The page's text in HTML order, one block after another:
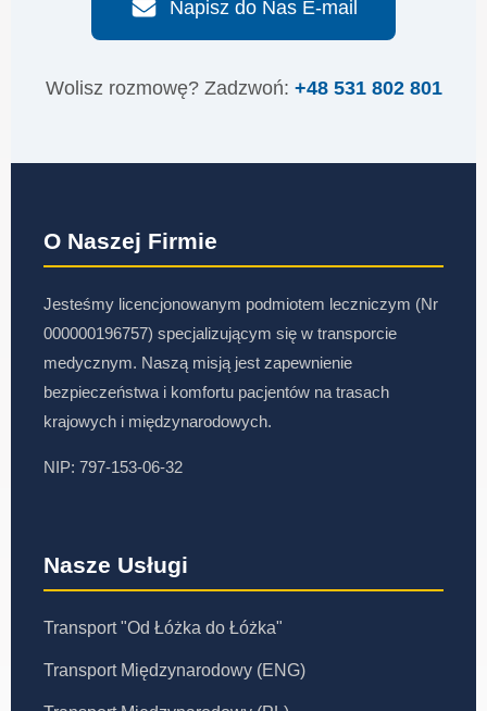
Napisz do Nas E-mail
Wolisz rozmowę? Zadzwoń: +48 531 802 801
O Naszej Firmie
Jesteśmy licencjonowanym podmiotem leczniczym (Nr
000000196757) specjalizującym się w transporcie
medycznym. Naszą misją jest zapewnienie
bezpieczeństwa i komfortu pacjentów na trasach
krajowych i międzynarodowych.
NIP: 797-153-06-32
Nasze Usługi
Transport "Od Łóżka do Łóżka"
Transport Międzynarodowy (ENG)